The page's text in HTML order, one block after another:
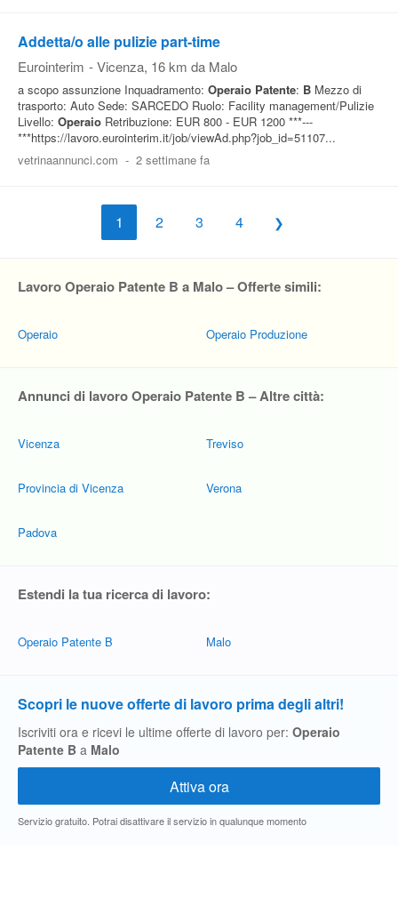
Addetta/o alle pulizie part-time
Eurointerim - Vicenza, 16 km da Malo
a scopo assunzione Inquadramento: Operaio Patente: B Mezzo di
trasporto: Auto Sede: SARCEDO Ruolo: Facility management/Pulizie
Livello: Operaio Retribuzione: EUR 800 - EUR 1200 ***---
***https://lavoro.eurointerim.it/job/viewAd.php?job_id=51107...
vetrinaannunci.com - 2 settimane fa
1 2 3 4
Lavoro Operaio Patente B a Malo – Offerte simili:
Operaio Operaio Produzione
Annunci di lavoro Operaio Patente B – Altre città:
Vicenza
Provincia di Vicenza
Padova
Treviso
Verona
Estendi la tua ricerca di lavoro:
Operaio Patente B Malo
Scopri le nuove offerte di lavoro prima degli altri!
Iscriviti ora e ricevi le ultime offerte di lavoro per: Operaio
Patente B a Malo
Servizio gratuito. Potrai disattivare il servizio in qualunque momento